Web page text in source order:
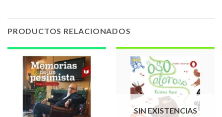
PRODUCTOS RELACIONADOS
SIN EXISTENCIAS